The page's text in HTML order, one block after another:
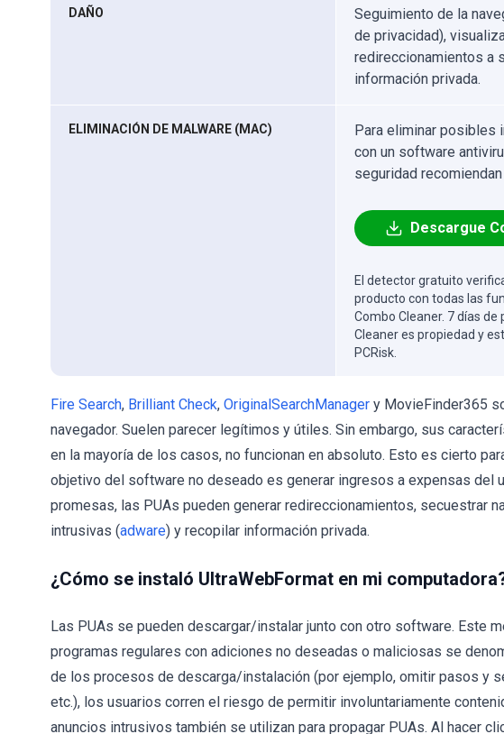
DAÑO
Seguimiento de la
de privacidad),
redireccionamientos a
información privada.
ELIMINACIÓN DE MALWARE (MAC)
Para eliminar posibles
con un software
seguridad
Descargue
El detector gratuito
producto con todas las
Combo Cleaner. 7 días
Cleaner es propiedad y
PCRisk.
Fire Search, Brilliant Check, OriginalSearchManager y MovieFinder365
navegador. Suelen parecer legítimos y útiles. Sin embargo, sus
en la mayoría de los casos, no funcionan en absoluto. Esto es cierto
objetivo del software no deseado es generar ingresos a expensas del
promesas, las PUAs pueden generar redireccionamientos, secuestrar
intrusivas (adware) y recopilar información privada.
¿Cómo se instaló UltraWebFormat en mi
Las PUAs se pueden descargar/instalar junto con otro software. Este
programas regulares con adiciones no deseadas o maliciosas se
de los procesos de descarga/instalación (por ejemplo, omitir pasos y
etc.), los usuarios corren el riesgo de permitir involuntariamente
anuncios intrusivos también se utilizan para propagar PUAs. Al hacer